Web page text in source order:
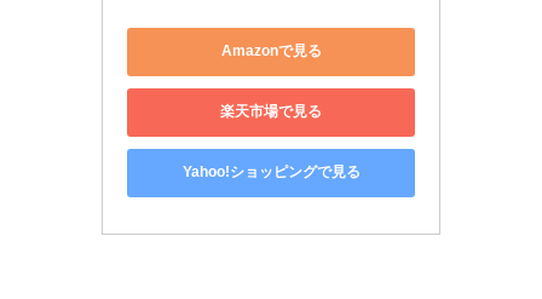
Amazonで見る
楽天市場で見る
Yahoo!ショッピングで見る